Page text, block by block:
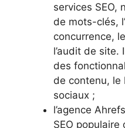
services SEO,
de mots-clés,
concurrence,
l’audit de
des
de contenu, le
sociaux ;
l’agence
SEO populaire